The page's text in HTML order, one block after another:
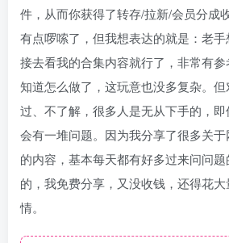
件，从而你获得了转存/拉新/会员分
有点啰嗦了，但我想表达的就是：老
接去看我的合集内容就行了，非常有
知道怎么做了，这玩意也没多复杂。
过、不了解，很多人是无从下手的，
会有一堆问题。因为我分享了很多关于
的内容，基本每天都有好多过来问问
的，我免费分享，又没收钱，还得花
情。